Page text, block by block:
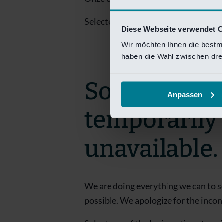
Diese Webseite verwendet
Wir möchten Ihnen die
haben die Wahl zwischen
Anpassen
Selecteer een van de login opties
Sorry! This
temporarily
unavailable.
We are doing everything we can to
possible. We apologize for the